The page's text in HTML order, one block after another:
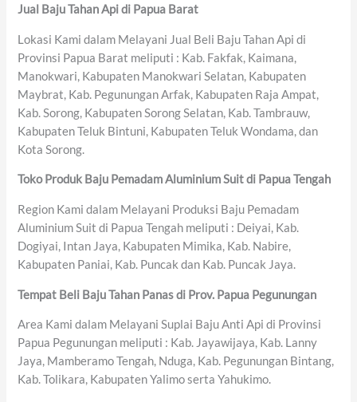
Jual Baju Tahan Api di Papua Barat
Lokasi Kami dalam Melayani Jual Beli Baju Tahan Api di
Provinsi Papua Barat meliputi : Kab. Fakfak, Kaimana,
Manokwari, Kabupaten Manokwari Selatan, Kabupaten
Maybrat, Kab. Pegunungan Arfak, Kabupaten Raja Ampat,
Kab. Sorong, Kabupaten Sorong Selatan, Kab. Tambrauw,
Kabupaten Teluk Bintuni, Kabupaten Teluk Wondama, dan
Kota Sorong.
Toko Produk Baju Pemadam Aluminium Suit di Papua Tengah
Region Kami dalam Melayani Produksi Baju Pemadam
Aluminium Suit di Papua Tengah meliputi : Deiyai, Kab.
Dogiyai, Intan Jaya, Kabupaten Mimika, Kab. Nabire,
Kabupaten Paniai, Kab. Puncak dan Kab. Puncak Jaya.
Tempat Beli Baju Tahan Panas di Prov. Papua Pegunungan
Area Kami dalam Melayani Suplai Baju Anti Api di Provinsi
Papua Pegunungan meliputi : Kab. Jayawijaya, Kab. Lanny
Jaya, Mamberamo Tengah, Nduga, Kab. Pegunungan Bintang,
Kab. Tolikara, Kabupaten Yalimo serta Yahukimo.